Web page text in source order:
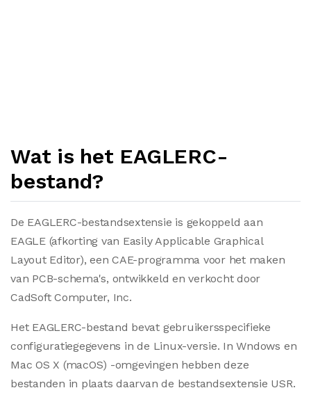
Wat is het EAGLERC-
bestand?
De EAGLERC-bestandsextensie is gekoppeld aan
EAGLE (afkorting van Easily Applicable Graphical
Layout Editor), een CAE-programma voor het maken
van PCB-schema's, ontwikkeld en verkocht door
CadSoft Computer, Inc.
Het EAGLERC-bestand bevat gebruikersspecifieke
configuratiegegevens in de Linux-versie. In Wndows en
Mac OS X (macOS) -omgevingen hebben deze
bestanden in plaats daarvan de bestandsextensie USR.